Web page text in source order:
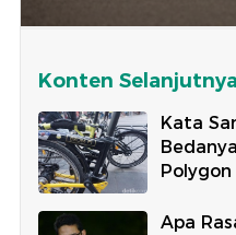
Konten Selanjutnya
Kata
Polygon
Apa